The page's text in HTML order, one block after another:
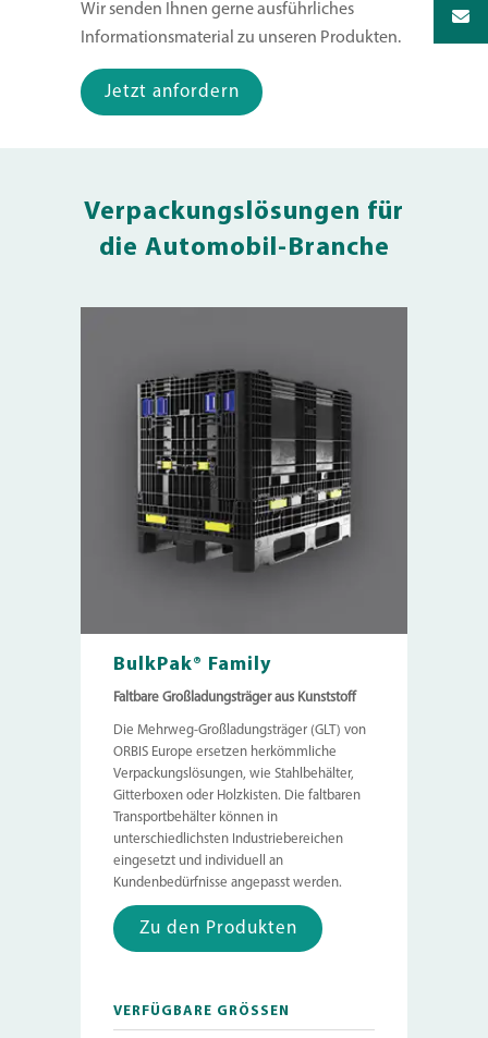
Wir senden Ihnen gerne ausführliches
Informationsmaterial zu unseren Produkten.
Jetzt anfordern
Verpackungslösungen für
die Automobil-Branche
BulkPak® Family
Faltbare Großladungsträger aus Kunststoff
Die Mehrweg-Großladungsträger (GLT) von
ORBIS Europe ersetzen herkömmliche
Verpackungslösungen, wie Stahlbehälter,
Gitterboxen oder Holzkisten. Die faltbaren
Transportbehälter können in
unterschiedlichsten Industriebereichen
eingesetzt und individuell an
Kundenbedürfnisse angepasst werden.
Zu den Produkten
VERFÜGBARE GRÖSSEN